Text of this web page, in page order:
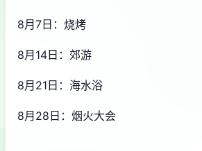
8月7日：烧烤
8月14日：郊游
8月21日：海水浴
8月28日：烟火大会